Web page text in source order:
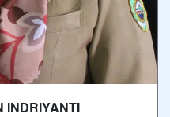
INDRIYANTI